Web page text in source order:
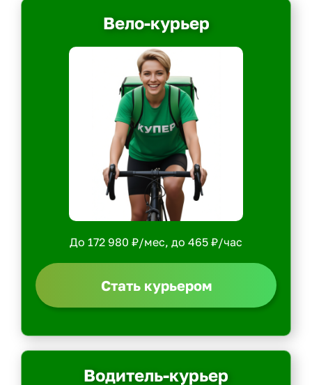
Вело-курьер
До 172 980 ₽/мес, до 465 ₽/час
Стать курьером
Водитель-курьер